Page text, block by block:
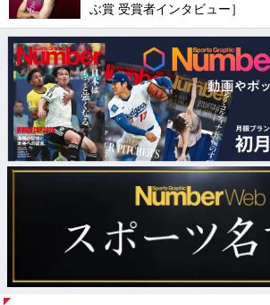
ぶ賞 受賞者インタビュー］